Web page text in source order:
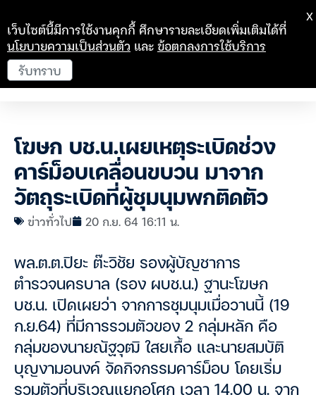
โฆษก บช.น.เผยเหตุระเบิดช่วง
คาร์ม็อบเคลื่อนขบวน มาจาก
วัตถุระเบิดที่ผู้ชุมนุมพกติดตัว
ข่าวทั่วไป 20 ก.ย. 64 16:11 น.
พล.ต.ต.ปิยะ ต๊ะวิชัย รองผู้บัญชาการ
ตำรวจนครบาล (รอง ผบช.น.) ฐานะโฆษก
บช.น. เปิดเผยว่า จากการชุมนุมเมื่อวานนี้ (19
ก.ย.64) ที่มีการรวมตัวของ 2 กลุ่มหลัก คือ
กลุ่มของนายณัฐวุฒิ ใสยเกื้อ และนายสมบัติ
บุญงามอนงค์ จัดกิจกรรมคาร์ม็อบ โดยเริ่ม
รวมตัวที่บริเวณแยกอโศก เวลา 14.00 น. จาก
เว็บไซต์นี้มีการใช้งานคุกกี้ ศึกษารายละเอียดเพิ่มเติมได้ที่
นโยบายความเป็นส่วนตัว และข้อตกลงการใช้บริการ
รับทราบ
X